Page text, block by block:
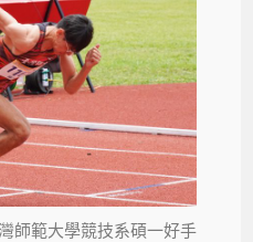
師範大學競技系碩一好手